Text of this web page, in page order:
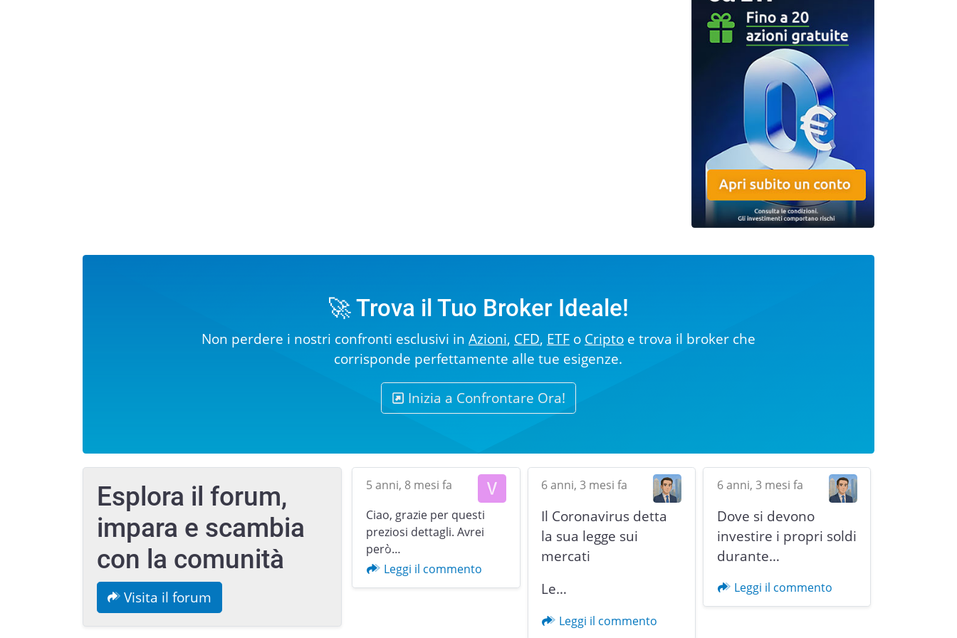
🚀 Trova il Tuo Broker Ideale!
Non perdere i nostri confronti esclusivi in Azioni, CFD, ETFo Criptoe trova il broker che
corrisponde perfettamente alle tue esigenze.
Inizia a Confrontare Ora!
Esplora il forum,
impara e scambia
con la comunità
Visita il forum
5 anni, 8 mesi fa
Ciao, grazie per questi
preziosi dettagli. Avrei
però…
Leggi il commento
6 anni, 3 mesi fa
Il Coronavirus detta
la sua legge sui
mercati
Le…
Leggi il commento
6 anni, 3 mesi fa
Dove si devono
investire i propri soldi
durante…
Leggi il commento
Previous